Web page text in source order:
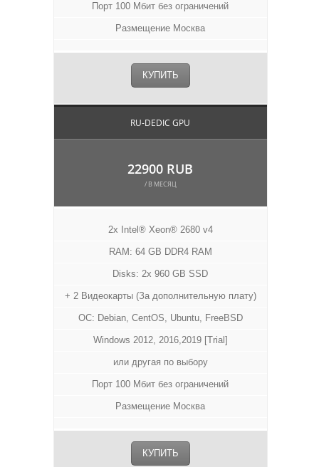
Порт 100 Мбит без ограничений
Размещение Москва
КУПИТЬ
RU-DEDIC GPU
22900 RUB
/ В МЕСЯЦ
2x Intel® Xeon® 2680 v4
RAM: 64 GB DDR4 RAM
Disks: 2x 960 GB SSD
+ 2 Видеокарты (За дополнительную плату)
ОС: Debian, CentOS, Ubuntu, FreeBSD
Windows 2012, 2016,2019 [Trial]
или другая по выбору
Порт 100 Мбит без ограничений
Размещение Москва
КУПИТЬ